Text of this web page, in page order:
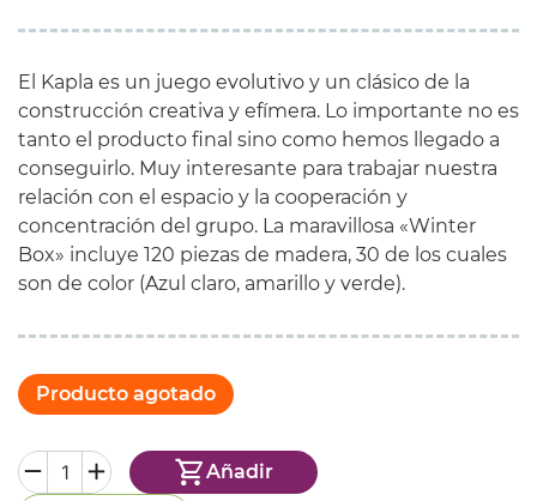
El Kapla es un juego evolutivo y un clásico de la
construcción creativa y efímera. Lo importante no es
tanto el producto final sino como hemos llegado a
conseguirlo. Muy interesante para trabajar nuestra
relación con el espacio y la cooperación y
concentración del grupo. La maravillosa «Winter
Box» incluye 120 piezas de madera, 30 de los cuales
son de color (Azul claro, amarillo y verde).
Producto agotado
Añadir